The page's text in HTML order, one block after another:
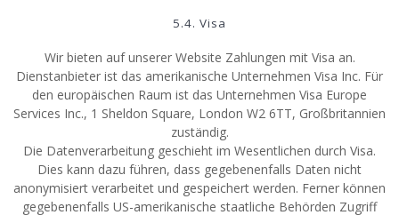
5.4. Visa
Wir bieten auf unserer Website Zahlungen mit Visa an.
Dienstanbieter ist das amerikanische Unternehmen Visa Inc. Für
den europäischen Raum ist das Unternehmen Visa Europe
Services Inc., 1 Sheldon Square, London W2 6TT, Großbritannien
zuständig.
Die Datenverarbeitung geschieht im Wesentlichen durch Visa.
Dies kann dazu führen, dass gegebenenfalls Daten nicht
anonymisiert verarbeitet und gespeichert werden. Ferner können
gegebenenfalls US-amerikanische staatliche Behörden Zugriff